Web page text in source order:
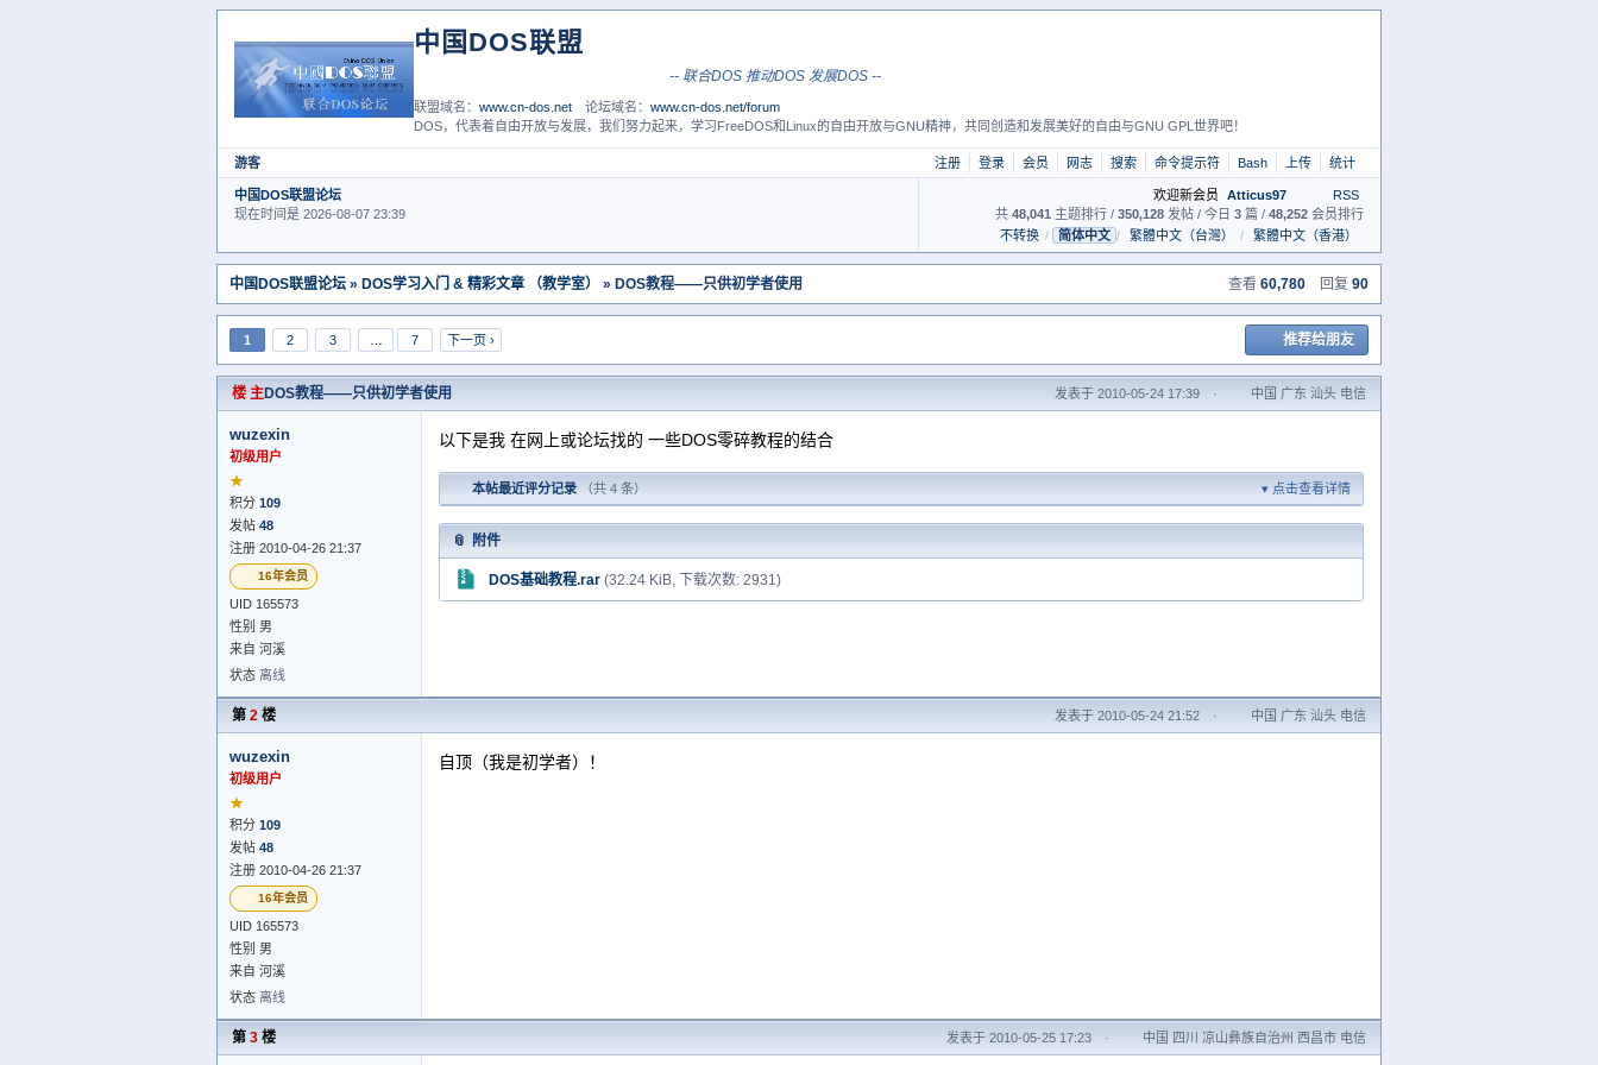
中国DOS联盟
-- 联合DOS 推动DOS 发展DOS --
联盟域名：www.cn-dos.net 论坛域名：www.cn-dos.net/forum
DOS，代表着自由开放与发展，我们努力起来，学习FreeDOS和Linux的自由开放与GNU精神，共同创造和发展美好的自由与GNU GPL世界吧！
游客 注册 登录 会员 网志 搜索 命令提示符 Bash 上传 统计
中国DOS联盟论坛
现在时间是 2026-08-07 23:39
欢迎新会员 Atticus97
RSS
共 48,041 主题排行 / 350,128 发帖 / 今日 3 篇 / 48,252 会员排行
不转换 / 简体中文 / 繁體中文（台灣） / 繁體中文（香港）
中国DOS联盟论坛 » DOS学习入门 & 精彩文章 （教学室） » DOS教程——只供初学者使用 查看 60,780 回复 90
1 2 3 7 下一页 › 推荐给朋友
楼 主DOS教程——只供初学者使用 发表于 2010-05-24 17:39 · 中国 广东 汕头 电信
wuzexin
初级用户
★
积分 109
发帖 48
注册 2010-04-26 21:37
16年会员
UID 165573
性别 男
来自 河溪
状态 离线
以下是我 在网上或论坛找的 一些DOS零碎教程的结合
本帖最近评分记录 （共 4 条） 点击查看详情
附件
DOS基础教程.rar (32.24 KiB, 下载次数: 2931)
第 2 楼 发表于 2010-05-24 21:52 · 中国 广东 汕头 电信
wuzexin
初级用户
★
积分 109
发帖 48
注册 2010-04-26 21:37
16年会员
UID 165573
性别 男
来自 河溪
状态 离线
自顶（我是初学者）！
第 3 楼 发表于 2010-05-25 17:23 · 中国 四川 凉山彝族自治州 西昌市 电信